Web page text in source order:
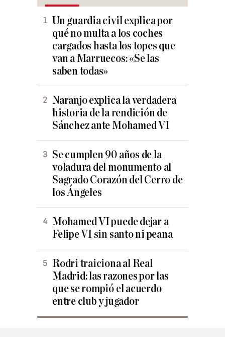
Un guardia civil explica por
qué no multa a los coches
cargados hasta los topes que
van a Marruecos: «Se las
saben todas»
Naranjo explica la verdadera
historia de la rendición de
Sánchez ante Mohamed VI
Se cumplen 90 años de la
voladura del monumento al
Sagrado Corazón del Cerro de
los Ángeles
Mohamed VI puede dejar a
Felipe VI sin santo ni peana
Rodri traiciona al Real
Madrid: las razones por las
que se rompió el acuerdo
entre club y jugador